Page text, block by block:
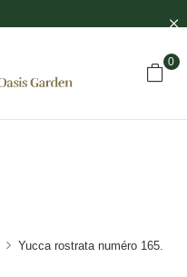
0
Yucca rostrata numéro 165.